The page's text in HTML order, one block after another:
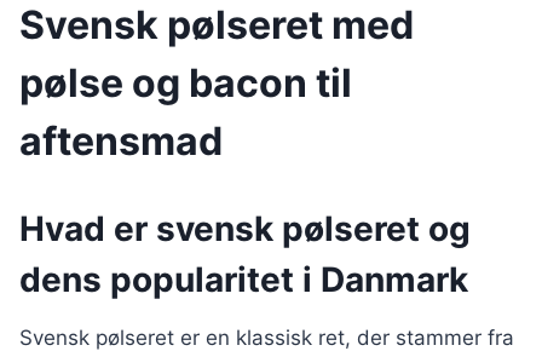
Svensk pølseret med
pølse og bacon til
aftensmad
Hvad er svensk pølseret og
dens popularitet i Danmark
Svensk pølseret er en klassisk ret, der stammer fra